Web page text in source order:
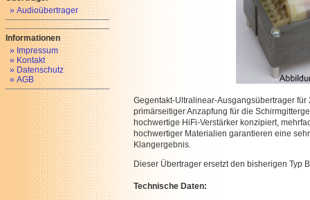
» Audioübertrager
Informationen
» Impressum
» Kontakt
» Datenschutz
» AGB
Gegentakt-Ultralinear-Ausgangsübertrager
primärseitiger Anzapfung für die
hochwertige HiFi-Verstärker konzipiert,
hochwertiger Materialien garantieren eine
Klangergebnis.
Dieser Übertrager ersetzt den bisherigen Typ
Technische Daten: